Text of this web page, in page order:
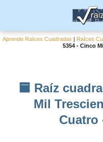
Aprende Raíces Cuadradas | Raíces
5354 - Cinco
🟦 Raíz
Mil
Cuatro